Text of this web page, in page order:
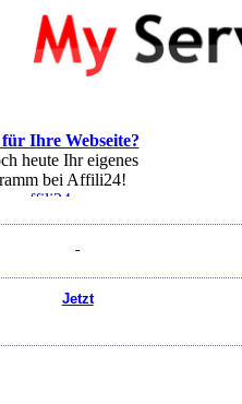
Jetzt